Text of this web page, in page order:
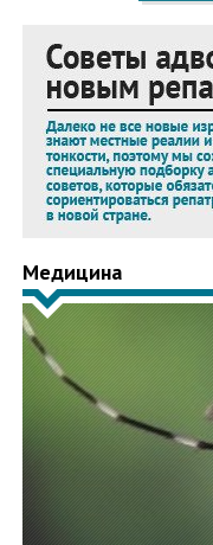
Медицина